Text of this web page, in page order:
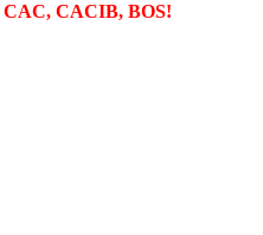
CAC, CACIB, BOS!